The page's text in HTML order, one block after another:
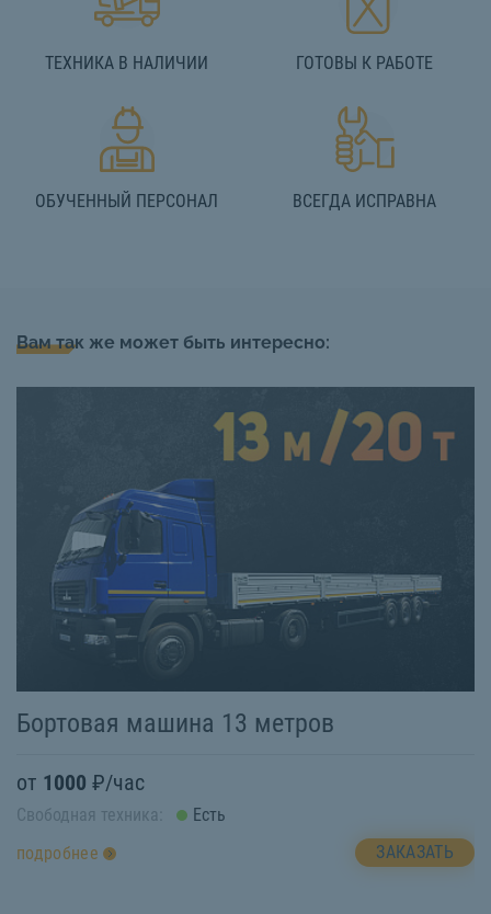
ТЕХНИКА В НАЛИЧИИ ГОТОВЫ К РАБОТЕ
ОБУЧЕННЫЙ ПЕРСОНАЛ ВСЕГДА ИСПРАВНА
Вам так же может быть интересно:
Бортовая машина 13 метров
от 1000 ₽/час
Свободная техника:
Есть
подробнее
ЗАКАЗАТЬ